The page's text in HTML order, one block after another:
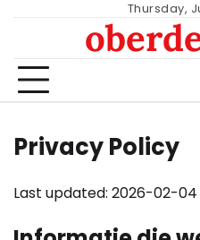
Thursday,
Privacy Policy
Last updated: 2026-02-04